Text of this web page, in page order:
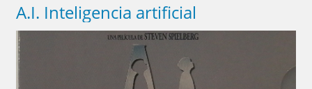
A.I. Inteligencia artificial